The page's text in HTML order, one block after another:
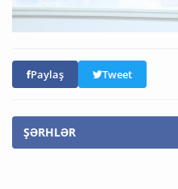
Paylaş Tweet
ŞƏRHLƏR